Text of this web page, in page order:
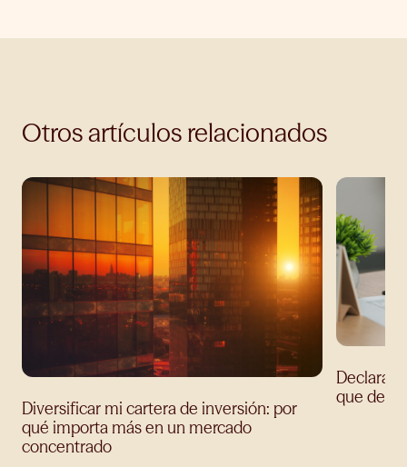
Otros artículos relacionados
Diversificar mi cartera de inversión: por
qué importa más en un mercado
concentrado
que